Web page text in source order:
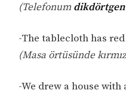
(Telefonum dikdörtgen
-The tablecloth has
(Masa örtüsünde
-We drew a house with